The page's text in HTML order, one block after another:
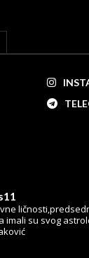
imali su svog